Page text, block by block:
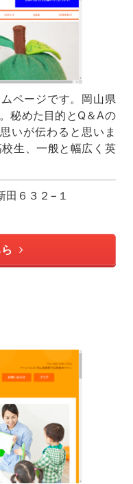
ページです。岡山県
秘めた目的とQ＆Aの
いが伝わると思いま
生、一般と幅広く英
田６３２−１